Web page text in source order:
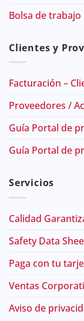
Bolsa de trabajo
Clientes y
Facturación –
Proveedores /
Guía Portal de
Guía Portal de
Servicios
Calidad
Safety Data
Paga con tu
Ventas
Aviso de